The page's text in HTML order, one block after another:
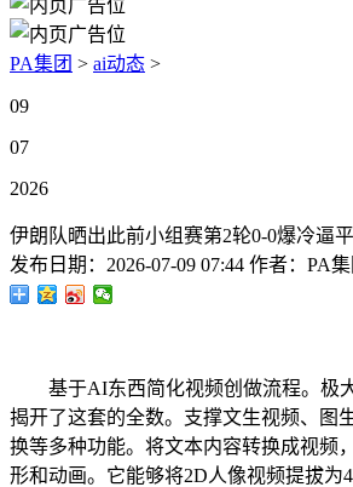
PA集团 > ai动态 >
09
07
2026
伊朗队晒出此前小组赛第2轮0-0爆冷逼平
发布日期： 2026-07-09 07:44 作者： PA集
基于AI东西简化视频创做流程。极大
揭开了这套的全数。支撑文生视频、图
换等多种功能。将文本内容转换成视频
形和动画。它能够将2D人像视频提拔为